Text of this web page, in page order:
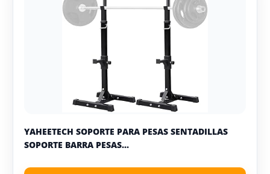
YAHEETECH SOPORTE PARA PESAS SENTADILLAS
SOPORTE BARRA PESAS...